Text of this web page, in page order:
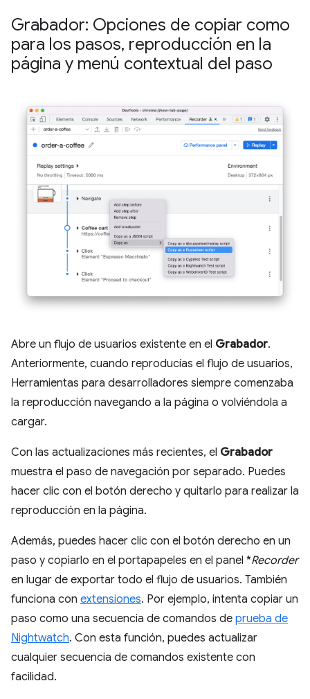
Grabador: Opciones de copiar como
para los pasos, reproducción en la
página y menú contextual del paso
Abre un flujo de usuarios existente en el Grabador.
Anteriormente, cuando reproducías el flujo de usuarios,
Herramientas para desarrolladores siempre comenzaba
la reproducción navegando a la página o volviéndola a
cargar.
Con las actualizaciones más recientes, el Grabador
muestra el paso de navegación por separado. Puedes
hacer clic con el botón derecho y quitarlo para realizar la
reproducción en la página.
Además, puedes hacer clic con el botón derecho en un
paso y copiarlo en el portapapeles en el panel *Recorder
en lugar de exportar todo el flujo de usuarios. También
funciona con extensiones. Por ejemplo, intenta copiar un
paso como una secuencia de comandos de prueba de
Nightwatch. Con esta función, puedes actualizar
cualquier secuencia de comandos existente con
facilidad.